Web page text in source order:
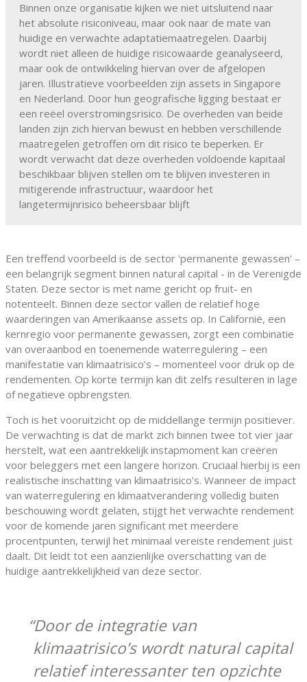
Binnen onze organisatie kijken we niet uitsluitend naar
het absolute risiconiveau, maar ook naar de mate van
huidige en verwachte adaptatiemaatregelen. Daarbij
wordt niet alleen de huidige risicowaarde geanalyseerd,
maar ook de ontwikkeling hiervan over de afgelopen
jaren. Illustratieve voorbeelden zijn assets in Singapore
en Nederland. Door hun geografische ligging bestaat er
een reëel overstromingsrisico. De overheden van beide
landen zijn zich hiervan bewust en hebben verschillende
maatregelen getroffen om dit risico te beperken. Er
wordt verwacht dat deze overheden voldoende kapitaal
beschikbaar blijven stellen om te blijven investeren in
mitigerende infrastructuur, waardoor het
langetermijnrisico beheersbaar blijft
Een treffend voorbeeld is de sector 'permanente gewassen' –
een belangrijk segment binnen natural capital - in de Verenigde
Staten. Deze sector is met name gericht op fruit- en
notenteelt. Binnen deze sector vallen de relatief hoge
waarderingen van Amerikaanse assets op. In Californië, een
kernregio voor permanente gewassen, zorgt een combinatie
van overaanbod en toenemende waterregulering – een
manifestatie van klimaatrisico’s – momenteel voor druk op de
rendementen. Op korte termijn kan dit zelfs resulteren in lage
of negatieve opbrengsten.
Toch is het vooruitzicht op de middellange termijn positiever.
De verwachting is dat de markt zich binnen twee tot vier jaar
herstelt, wat een aantrekkelijk instapmoment kan creëren
voor beleggers met een langere horizon. Cruciaal hierbij is een
realistische inschatting van klimaatrisico’s. Wanneer de impact
van waterregulering en klimaatverandering volledig buiten
beschouwing wordt gelaten, stijgt het verwachte rendement
voor de komende jaren significant met meerdere
procentpunten, terwijl het minimaal vereiste rendement juist
daalt. Dit leidt tot een aanzienlijke overschatting van de
huidige aantrekkelijkheid van deze sector.
Door de integratie van
klimaatrisico’s wordt natural capital
relatief interessanter ten opzichte